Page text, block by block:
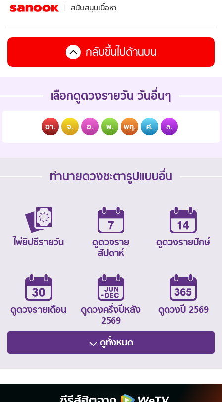
สนับสนุนเนื้อหา
กลับขึ้นไปด้านบน
เลือกดูดวงรายวัน วันอื่นๆ
อา. จ. อ. พ. พฤ. ศ. ส.
ทำนายดวงชะตารูปแบบอื่น
ไพ่ยิปซีรายวัน
ดูดวงราย
สัปดาห์
ดูดวงรายปักษ์
ดูดวงรายเดือน
ดูดวงครึ่งปีหลัง
2569
ดูดวงปี 2569
ดูทั้งหมด